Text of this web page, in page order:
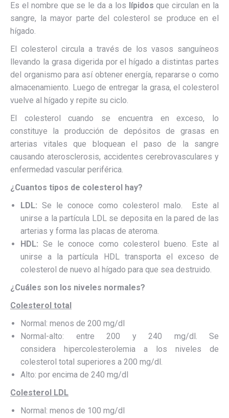
Es el nombre que se le da a los lípidosque circulan en la
sangre, la mayor parte del colesterol se produce en el
hígado.
El colesterol circula a través de los vasos sanguíneos
llevando la grasa digerida por el hígado a distintas partes
del organismo para así obtener energía, repararse o como
almacenamiento. Luego de entregar la grasa, el colesterol
vuelve al hígado y repite su ciclo.
El colesterol cuando se encuentra en exceso, lo
constituye la producción de depósitos de grasas en
arterias vitales que bloquean el paso de la sangre
causando aterosclerosis, accidentes cerebrovasculares y
enfermedad vascular periférica.
¿Cuantos tipos de colesterol hay?
LDL: Se le conoce como colesterol malo. Este al
unirse a la partícula LDL se deposita en la pared de las
arterias y forma las placas de ateroma.
HDL: Se le conoce como colesterol bueno. Este al
unirse a la partícula HDL transporta el exceso de
colesterol de nuevo al hígado para que sea destruido.
¿Cuáles son los niveles normales?
Colesterol total
Normal: menos de 200 mg/dl
Normal-alto: entre 200 y 240 mg/dl. Se
considera hipercolesterolemia a los niveles de
colesterol total superiores a 200 mg/dl.
Alto: por encima de 240 mg/dl
Colesterol LDL
Normal: menos de 100 mg/dl